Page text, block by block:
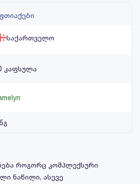
საქართველო
კაფსულა
როგორც კომპლექსური
ნაწილი, ასევე